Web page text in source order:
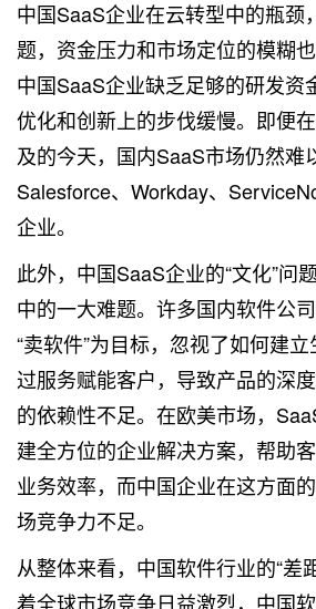
中国SaaS企业在云转型中的瓶颈
题，资金压力和市场定位的模糊
中国SaaS企业缺乏足够的研发资
优化和创新上的步伐缓慢。即便
及的今天，国内SaaS市场仍然难
Salesforce、Workday、
企业。
此外，中国SaaS企业的“文化”问
中的一大难题。许多国内软件公
“卖软件”为目标，忽视了如何建
过服务赋能客户，导致产品的深
的依赖性不足。在欧美市场，
建全方位的企业解决方案，帮助
业务效率，而中国企业在这方面
场竞争力不足。
从整体来看，中国软件行业的“差
着全球市场竞争日益激烈，中国